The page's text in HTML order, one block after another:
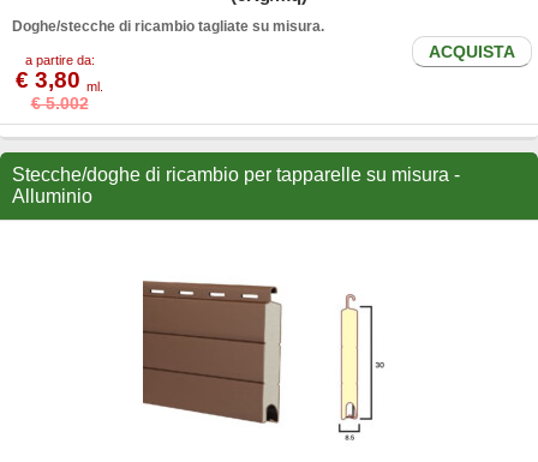
Doghe/stecche di ricambio tagliate su misura.
a partire da:
€ 3,80 ml.
€ 5.002
ACQUISTA
Stecche/doghe di ricambio per tapparelle su misura -
Alluminio